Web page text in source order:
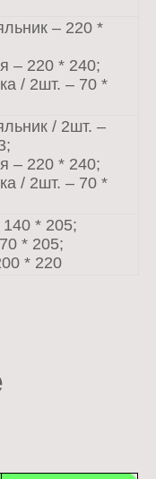
– 220 *
– 220 * 240;
/ 2шт. – 70 *
/ 2шт. –
– 220 * 240;
/ 2шт. – 70 *
* 205;
* 205;
* 220